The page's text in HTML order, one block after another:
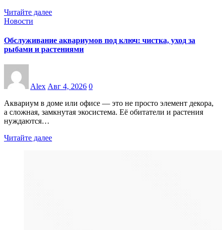
Читайте далее
Новости
Обслуживание аквариумов под ключ: чистка, уход за
рыбами и растениями
Alex Авг 4, 2026 0
Аквариум в доме или офисе — это не просто элемент декора,
а сложная, замкнутая экосистема. Её обитатели и растения
нуждаются…
Читайте далее